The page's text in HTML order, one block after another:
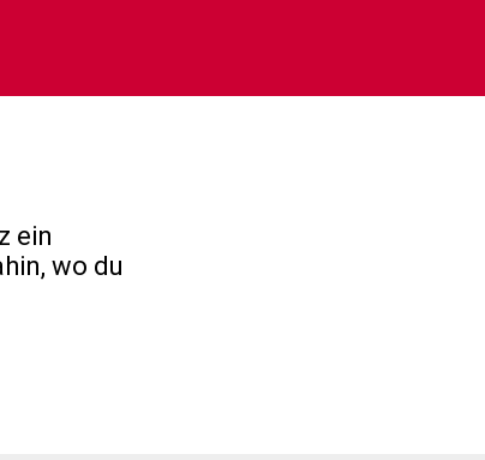
ein
wo du